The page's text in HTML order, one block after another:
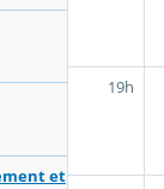
et
19h